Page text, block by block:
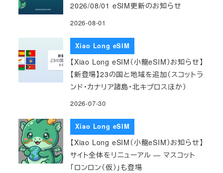
2026/08/01 eSIM更新のお知らせ
2026-08-01
Xiao Long eSIM
【Xiao Long eSIM（小龍eSIM）お知らせ】
【新登場】23の国と地域を追加（スコットラ
ンド・カナリア諸島・北キプロスほか）
2026-07-30
Xiao Long eSIM
【Xiao Long eSIM（小龍eSIM）お知らせ】
サイト全体をリニューアル — マスコット
「ロンロン（仮）」も登場